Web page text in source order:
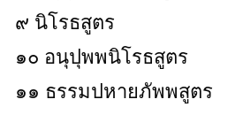
๙ นิโรธสูตร
๑๐ อนุปุพพนิโรธสูตร
๑๑ ธรรมปหายภัพพสูตร